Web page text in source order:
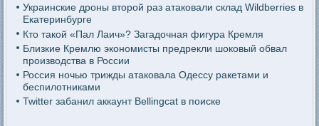
Украинские дроны второй раз атаковали склад Wildberries в
Екатеринбурге
Кто такой «Пал Лаич»? Загадочная фигура Кремля
Близкие Кремлю экономисты предрекли шоковый обвал
производства в России
Россия ночью трижды атаковала Одессу ракетами и
беспилотниками
Twitter забанил аккаунт Bellingcat в поиске